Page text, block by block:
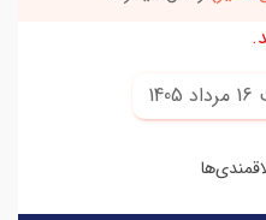
16 مرداد 1405